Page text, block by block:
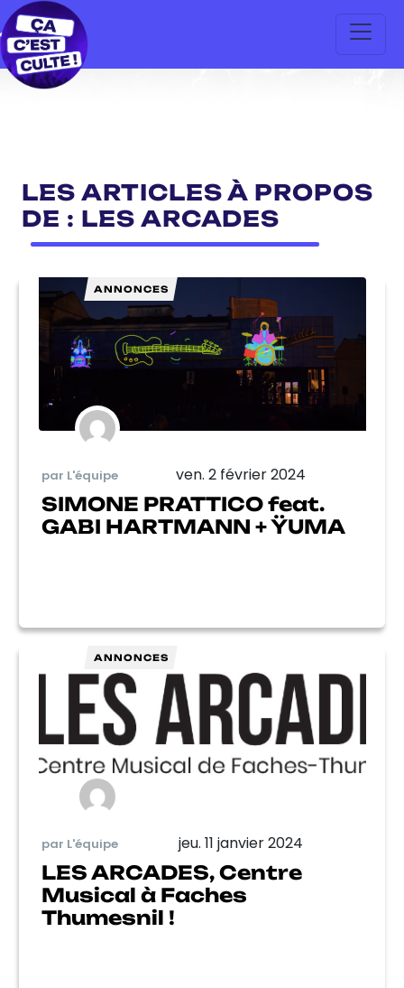
LES ARTICLES À PROPOS
DE : LES ARCADES
ANNONCES
par L'équipe ven. 2 février 2024
SIMONE PRATTICO feat.
GABI HARTMANN + ŸUMA
ANNONCES
par L'équipe jeu. 11 janvier 2024
LES ARCADES, Centre
Musical à Faches
Thumesnil !